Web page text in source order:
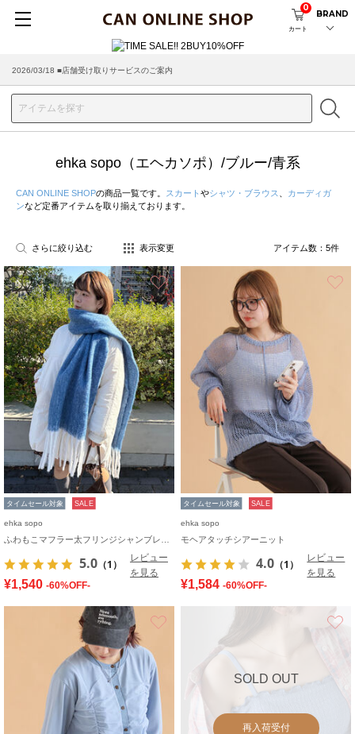
カート
0
BRAND
2026/03/18 ■店舗受け取りサービスのご案内
ehka sopo（エヘカソポ）/ブルー/青系
CAN ONLINE SHOPの商品一覧です。 スカート やシャツ・ブラウス
カーディガ
ンなど定番アイテムを取り揃えております。
さらに絞り込む 表示変更 アイテム数： 5件
お気に入り
タイムセール対象 SALE
ehka sopo
5.0 （1）
レビュー
を見る
¥1,540 -60%OFF-
タイムセール対象 SALE
ehka sopo
モヘアタッチシアーニット
4.0 （1）
レビュー
を見る
¥1,584 -60%OFF-
SOLD OUT
再入荷受付